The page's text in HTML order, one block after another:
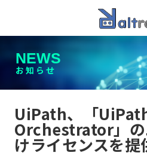
NEWS
お知らせ
UiPath、「
Orchestrator」の
けライセンスを提